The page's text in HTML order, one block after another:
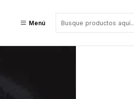
Menú